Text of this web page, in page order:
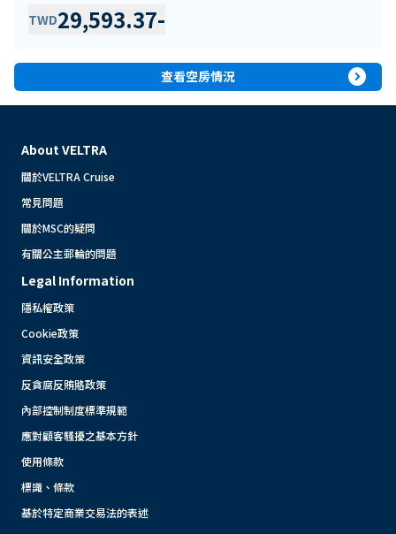
TWD29,593.37-
查看空房情況 expand_circle_right
About VELTRA
關於VELTRA Cruise
常見問題
關於MSC的疑問
有關公主郵輪的問題
Legal Information
隱私權政策
Cookie政策
資訊安全政策
反貪腐反賄賂政策
內部控制制度標準規範
應對顧客騷擾之基本方針
使用條款
標識、條款
基於特定商業交易法的表述